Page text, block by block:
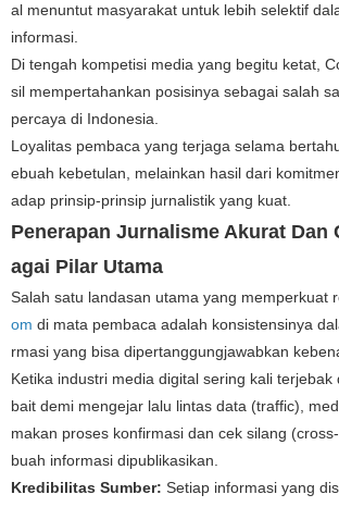
al menuntut masyarakat untuk lebih selektif
informasi.
Di tengah kompetisi media yang begitu ketat,
sil mempertahankan posisinya sebagai salah
percaya di Indonesia.
Loyalitas pembaca yang terjaga selama
ebuah kebetulan, melainkan hasil dari
adap prinsip-prinsip jurnalistik yang kuat.
Penerapan Jurnalisme Akurat Dan
agai Pilar Utama
Salah satu landasan utama yang memperkuat
om di mata pembaca adalah konsistensinya
rmasi yang bisa dipertanggungjawabkan
Ketika industri media digital sering kali terjebak
bait demi mengejar lalu lintas data (traffic),
makan proses konfirmasi dan cek silang
buah informasi dipublikasikan.
Kredibilitas Sumber: Setiap informasi yang